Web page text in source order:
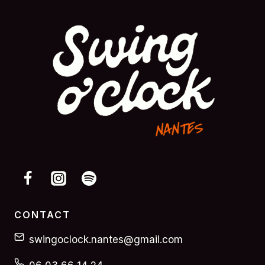
CONTACT
swingoclock.nantes@gmail.com